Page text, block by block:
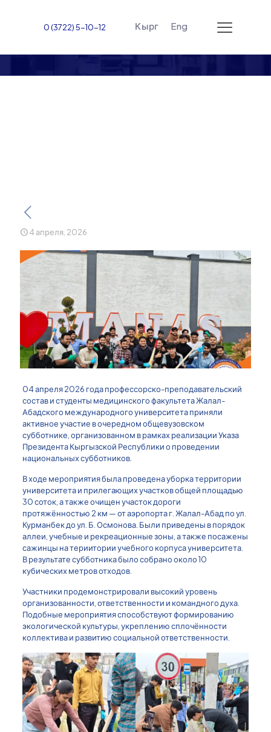
0 (3722) 5-10-12 Кырг Eng
Жалал-Абадский
4 апреля, 2026
04 апреля 2026 года профессорско-преподавательский
состав и студенты медицинского факультета Жалал-
Абадского международного университета приняли
активное участие в очередном общевузовском
субботнике, организованном в рамках реализации Указа
Президента Кыргызской Республики о проведении
национальных субботников.
В ходе мероприятия была проведена уборка территории
университета и прилегающих участков общей площадью
30 соток, а также очищен участок дороги
протяжённостью 2 км — от аэропорта г. Жалал-Абад по ул.
Курманбек до ул. Б. Осмонова. Были приведены в порядок
аллеи, учебные и рекреационные зоны, а также посажены
сажинцы на териитории учебного корпуса университета.
В результате субботника было собрано около 10
кубических метров отходов.
Участники продемонстрировали высокий уровень
организованности, ответственности и командного духа.
Подобные мероприятия способствуют формированию
экологической культуры, укреплению сплочённости
коллектива и развитию социальной ответственности.